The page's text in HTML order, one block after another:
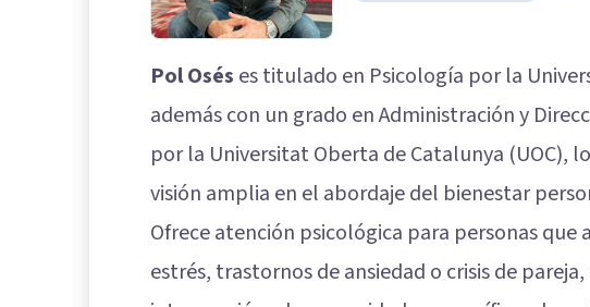
Pol Osés es titulado en Psicología por la
además con un grado en Administración y
por la Universitat Oberta de Catalunya (UOC),
visión amplia en el abordaje del bienestar
Ofrece atención psicológica para personas que
estrés, trastornos de ansiedad o crisis de